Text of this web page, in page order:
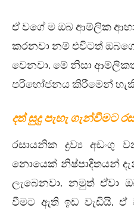
ඒ වගේ ම ඔබ ආම්ලික
කරනවා නම් එවිටත්
වෙනවා. මේ නිසා
පරිභෝජනය කිරීමෙන්
දත් සුදු පැහැ ගැන්වීමට
රසායනික ද්‍රව්‍ය අඩංගු
නොයෙක් නිෂ්පාදිතයන්
ලැබෙනවා. නමුත් ඒවා
වීමට ඇති ඉඩ වැඩියි. ඒ